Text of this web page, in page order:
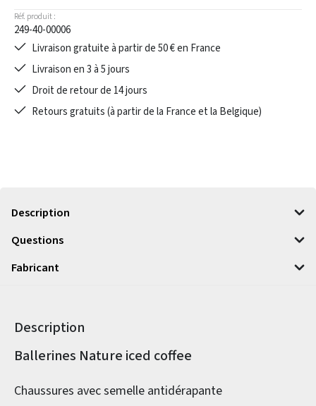
Réf. produit :
249-40-00006
Livraison gratuite à partir de 50 € en France
Livraison en 3 à 5 jours
Droit de retour de 14 jours
Retours gratuits (à partir de la France et la Belgique)
Description
Questions
Fabricant
Description
Informations sur le produit
Ballerines Nature iced coffee
Chaussures avec semelle antidérapante